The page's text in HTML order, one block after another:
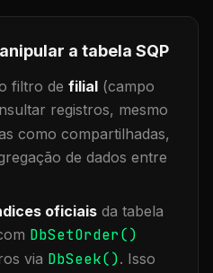
a tabela SQP
filtro de filial (campo
registros, mesmo
como compartilhadas,
de dados entre
oficiais da tabela
DbSetOrder()
via DbSeek(). Isso